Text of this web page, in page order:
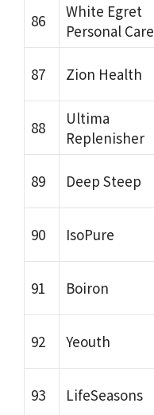
86
White Egret
Personal Care
87 Zion Health
88
Ultima
Replenisher
89 Deep Steep
90 IsoPure
91 Boiron
92 Yeouth
93 LifeSeasons